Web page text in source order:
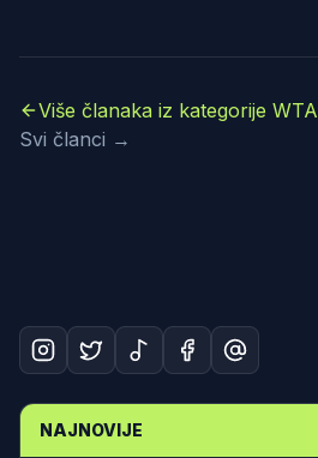
Više članaka iz kategorije WTA
Svi članci →
NAJNOVIJE